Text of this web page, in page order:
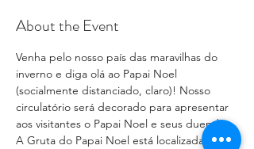
About the Event
Venha pelo nosso país das maravilhas do
inverno e diga olá ao Papai Noel
(socialmente distanciado, claro)! Nosso
circulatório será decorado para apresentar
aos visitantes o Papai Noel e seus duendes.
A Gruta do Papai Noel está localizada logo